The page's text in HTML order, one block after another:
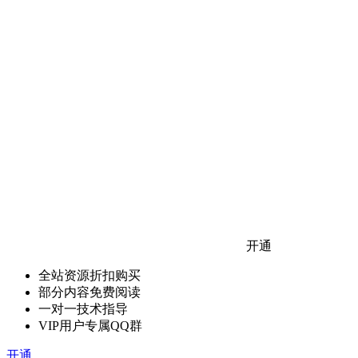
开通
全站资源折扣购买
部分内容免费阅读
一对一技术指导
VIP用户专属QQ群
开通